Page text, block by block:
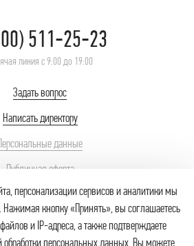
511-25-23
линия с 9:00 до 19:00
Задать вопрос
Написать директору
данные
Публичная оферта
Сергеевич – интернет-магазин продуктов.
знаков № 418512, 446839 осуществляется на
Незаконное использование товарного
персонализации сервисов и аналитики мы
кнопку «Принять», вы соглашаетесь
и IP-адреса, а также подтверждаете
обработки персональных данных . Вы можете